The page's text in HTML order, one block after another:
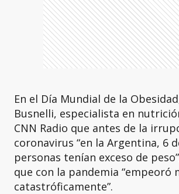
En el Día Mundial de la
Busnelli, especialista en
CNN Radio que antes de la
coronavirus “en la Argentina, 6
personas tenían exceso de
que con la pandemia “empeoró
catastróficamente”.